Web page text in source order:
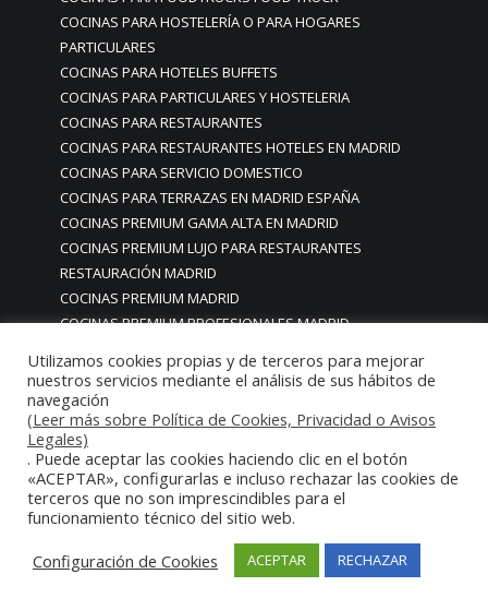
COCINAS PARA HOSTELERÍA O PARA HOGARES
PARTICULARES
COCINAS PARA HOTELES BUFFETS
COCINAS PARA PARTICULARES Y HOSTELERIA
COCINAS PARA RESTAURANTES
COCINAS PARA RESTAURANTES HOTELES EN MADRID
COCINAS PARA SERVICIO DOMESTICO
COCINAS PARA TERRAZAS EN MADRID ESPAÑA
COCINAS PREMIUM GAMA ALTA EN MADRID
COCINAS PREMIUM LUJO PARA RESTAURANTES
RESTAURACIÓN MADRID
COCINAS PREMIUM MADRID
COCINAS PREMIUM PROFESIONALES MADRID
COCINAS PROFESIONALES • MOBILIARIO • ENCIMERAS •
REVESTIMIENTOS • ESTRUCTURAS • ELEMENTOS
DECORATIVOS ACERO INOXIDABLE
COCINAS PROFESIONALES A MEDIDA PERSONALIZADAS PARA
PARTICULARES
COCINAS PROFESIONALES ACERO INOXIDABLE
COCINAS PROFESIONALES HORECA
COCINAS PROFESIONALES HOSTELERÍA MADRID
Cocinas profesionales industriales monoblock a medida
Utilizamos cookies propias y de terceros para mejorar
nuestros servicios mediante el análisis de sus hábitos de
navegación
(Leer más sobre Política de Cookies, Privacidad o Avisos
Legales)
. Puede aceptar las cookies haciendo clic en el botón
«ACEPTAR», configurarlas e incluso rechazar las cookies de
terceros que no son imprescindibles para el
funcionamiento técnico del sitio web.
Configuración de Cookies
ACEPTAR RECHAZAR